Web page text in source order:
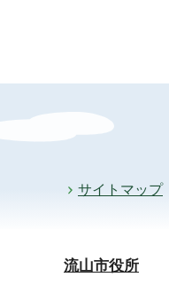
サイトマップ
流山市役所